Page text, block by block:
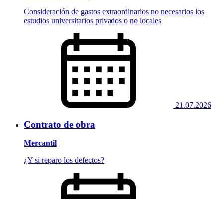
Consideración de gastos extraordinarios no necesarios los
estudios universitarios privados o no locales
21.07.2026
Contrato de obra
Mercantil
¿Y si reparo los defectos?